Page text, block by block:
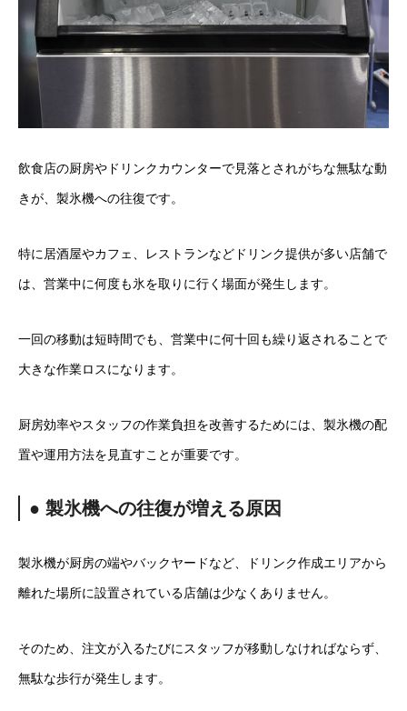
飲食店の厨房やドリンクカウンターで見落とされがちな無駄な動
きが、製氷機への往復です。
特に居酒屋やカフェ、レストランなどドリンク提供が多い店舗で
は、営業中に何度も氷を取りに行く場面が発生します。
一回の移動は短時間でも、営業中に何十回も繰り返されることで
大きな作業ロスになります。
厨房効率やスタッフの作業負担を改善するためには、製氷機の配
置や運用方法を見直すことが重要です。
● 製氷機への往復が増える原因
製氷機が厨房の端やバックヤードなど、ドリンク作成エリアから
離れた場所に設置されている店舗は少なくありません。
そのため、注文が入るたびにスタッフが移動しなければならず、
無駄な歩行が発生します。